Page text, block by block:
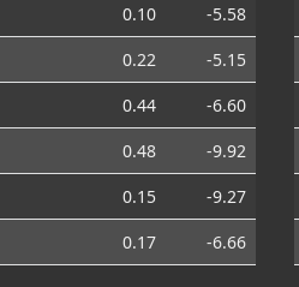
0.10
-5.58
0.22
-5.15
0.44
-6.60
0.48
-9.92
0.15
-9.27
0.17 -6.66